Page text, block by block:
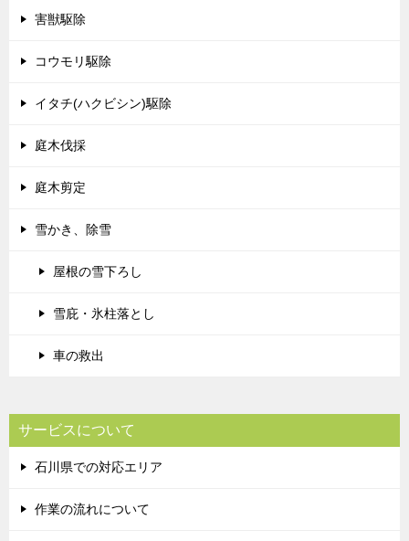
害獣駆除
コウモリ駆除
イタチ(ハクビシン)駆除
庭木伐採
庭木剪定
雪かき、除雪
屋根の雪下ろし
雪庇・氷柱落とし
車の救出
サービスについて
石川県での対応エリア
作業の流れについて